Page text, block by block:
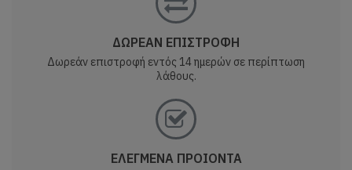
ΔΩΡΕΑΝ ΕΠΙΣΤΡΟΦΗ
Δωρεάν επιστροφή εντός 14 ημερών σε περίπτωση
λάθους.
ΕΛΕΓΜΕΝΑ ΠΡΟΙΟΝΤΑ